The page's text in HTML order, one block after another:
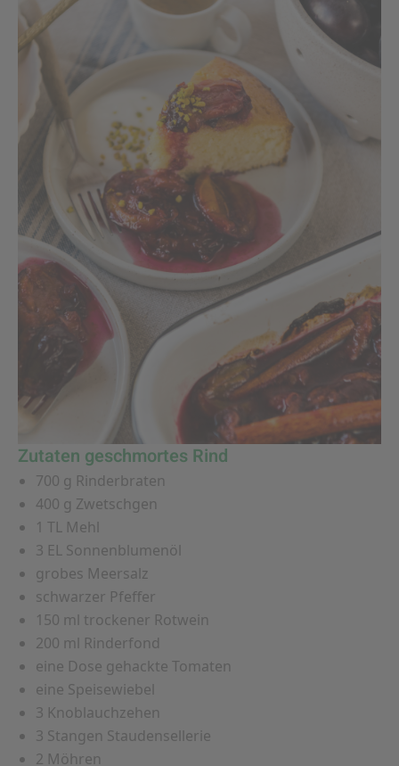
Zutaten geschmortes Rind
700 g Rinderbraten
400 g Zwetschgen
1 TL Mehl
3 EL Sonnenblumenöl
grobes Meersalz
schwarzer Pfeffer
150 ml trockener Rotwein
200 ml Rinderfond
eine Dose gehackte Tomaten
eine Speisewiebel
3 Knoblauchzehen
3 Stangen Staudensellerie
2 Möhren